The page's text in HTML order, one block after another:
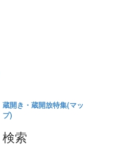
蔵開き・蔵開放特集(マッ
プ)
検索